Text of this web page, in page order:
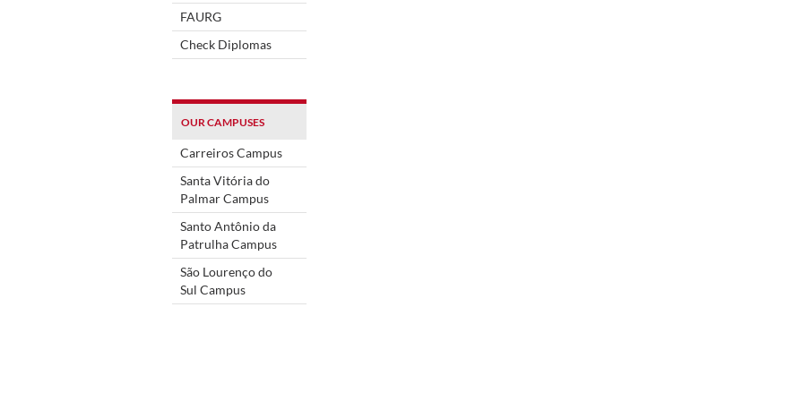
FAURG
Check Diplomas
OUR CAMPUSES
Carreiros Campus
Santa Vitória do
Palmar Campus
Santo Antônio da
Patrulha Campus
São Lourenço do
Sul Campus